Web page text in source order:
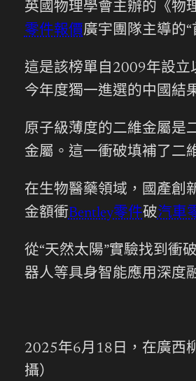
英國物理學會主辦的《物
零件報價廣宇團隊主導的
這是該榜單自2009年設
今年度獨一進選的中國結
原子級薄度的二維金屬是
金屬。這一衝破填補了二
在生物醫藥領域，國產創
金額衝Bentley零件破汽車
從“天然太陽”實驗找到衝
器人等具身智能應用深度
2025年6月18日，在廣西
攝）